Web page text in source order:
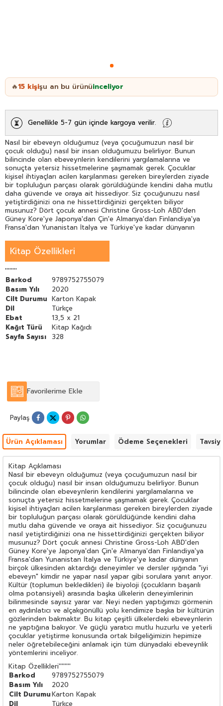
🔥15 kişişu an bu ürünüinceliyor
Genellikle 5-7 gün içinde kargoya verilir.
Nasıl bir ebeveyn olduğumuz (veya çocuğumuzun nasıl bir
çocuk olduğu) nasıl bir insan olduğumuzu belirliyor. Bunun
bilincinde olan ebeveynlerin kendilerini yargılamalarına ve
sonuçta yetersiz hissetmelerine şaşmamak gerek. Çocuklar
kişisel ihtiyaçları acilen karşılanması gereken bireylerden ziyade
bir topluluğun parçası olarak görüldüğünde kendini daha mutlu
daha güvende ve oraya ait hissediyor. Siz çocuğunuzu nasıl
yetiştirdiğinizi ona ne hissettirdiğinizi gerçekten biliyor
musunuz? Dört çocuk annesi Christine Gross-Loh ABD'den
Güney Kore'ye Japonya'dan Çin'e Almanya'dan Finlandiya'ya
Fransa'dan Yunanistan İtalya ve Türkiye'ye kadar dünyanın
ebeveyn" kimdir ne yapar nasıl yapar gibi sorulara yanıt arıyor.
Kültür (toplumun bekledikleri) ile biyoloji (çocukların başarılı
olma potansiyeli) arasında başka ülkelerin deneyimlerinin
bilinmesinde sayısız yarar var. Neyi neden yaptığımızı görmenin
en aydınlatıcı ve alçakgönüllü yolu kendimize başka bir kültürün
gözlerinden bakmaktır. Bu kitap çeşitli ülkelerdeki ebeveynlerin
ne yaptığına bakıyor. Ve güçlü yaratıcı mutlu huzurlu ve yeterli
çocuklar yetiştirme konusunda ortak bilgeliğimizin hepimize
neler öğretebileceğini anlamak için tüm dünyadaki ebeveynlik
yöntemlerini inceliyor.
Kitap Özellikleri
''''''''
Barkod
9789752755079
Basım Yılı
2020
Cilt Durumu Karton Kapak
Dil
Türkçe
Ebat
13,5 x 21
Kağıt Türü
Kitap Kağıdı
Sayfa Sayısı
328
Favorilerime Ekle
Paylaş
Ürün Açıklaması Yorumlar Ödeme Seçenekleri
Kitap Açıklaması
Nasıl bir ebeveyn olduğumuz (veya çocuğumuzun nasıl bir
çocuk olduğu) nasıl bir insan olduğumuzu belirliyor. Bunun
bilincinde olan ebeveynlerin kendilerini yargılamalarına ve
sonuçta yetersiz hissetmelerine şaşmamak gerek. Çocuklar
kişisel ihtiyaçları acilen karşılanması gereken bireylerden ziyade
bir topluluğun parçası olarak görüldüğünde kendini daha
mutlu daha güvende ve oraya ait hissediyor. Siz çocuğunuzu
nasıl yetiştirdiğinizi ona ne hissettirdiğinizi gerçekten biliyor
musunuz? Dört çocuk annesi Christine Gross-Loh ABD'den
Güney Kore'ye Japonya'dan Çin'e Almanya'dan Finlandiya'ya
Fransa'dan Yunanistan İtalya ve Türkiye'ye kadar dünyanın
birçok ülkesinden aktardığı deneyimler ve dersler ışığında "iyi
ebeveyn" kimdir ne yapar nasıl yapar gibi sorulara yanıt arıyor.
Kültür (toplumun bekledikleri) ile biyoloji (çocukların başarılı
olma potansiyeli) arasında başka ülkelerin deneyimlerinin
bilinmesinde sayısız yarar var. Neyi neden yaptığımızı görmenin
en aydınlatıcı ve alçakgönüllü yolu kendimize başka bir kültürün
gözlerinden bakmaktır. Bu kitap çeşitli ülkelerdeki ebeveynlerin
ne yaptığına bakıyor. Ve güçlü yaratıcı mutlu huzurlu ve yeterli
çocuklar yetiştirme konusunda ortak bilgeliğimizin hepimize
neler öğretebileceğini anlamak için tüm dünyadaki ebeveynlik
yöntemlerini inceliyor.
Kitap Özellikleri''''''''
Barkod
9789752755079
Basım Yılı
2020
Cilt DurumuKarton Kapak
Dil
Türkçe